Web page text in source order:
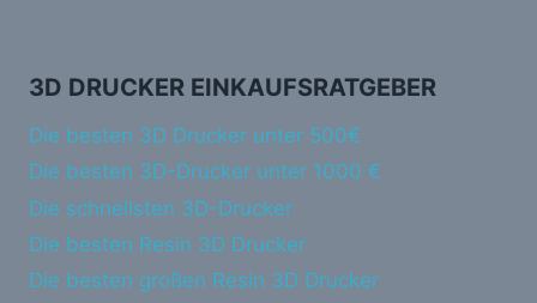
3D DRUCKER EINKAUFSRATGEBER
Die besten 3D Drucker unter 500€
Die besten 3D-Drucker unter 1000 €
Die schnellsten 3D-Drucker
Die besten Resin 3D Drucker
Die besten großen Resin 3D Drucker